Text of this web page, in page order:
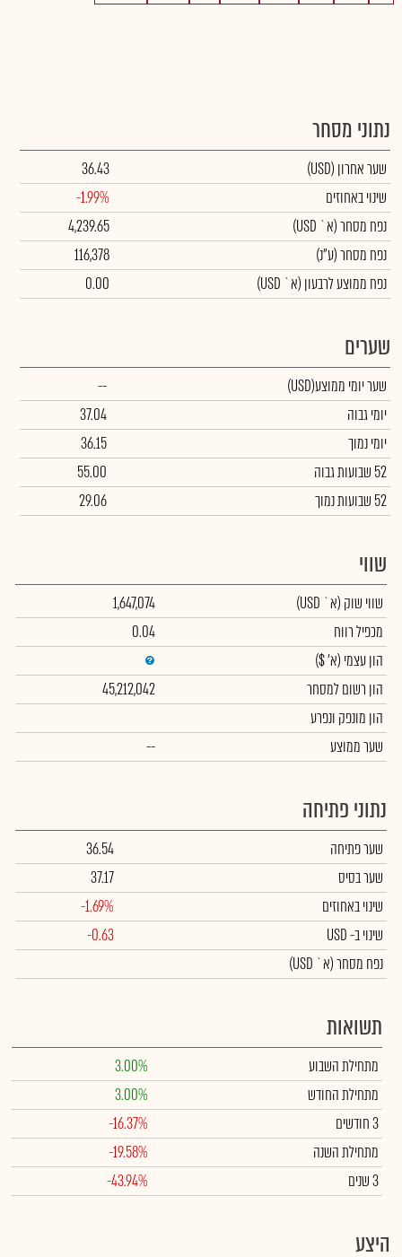
נתוני מסחר
שער אחרון (USD)
36.43
שינוי באחוזים
-1.99%
נפח מסחר(א` USD)
4,239.65
נפח מסחר(ע"נ)
116,378
נפח ממוצע לרבעון (א` USD)
0.00
שערים
שער יומי ממוצע(USD)
--
יומי גבוה
37.04
יומי נמוך
36.15
52 שבועות גבוה
55.00
52 שבועות נמוך
29.06
שווי
שווי שוק (א` USD)
1,647,074
מכפיל רווח
0.04
הון עצמי (א' $)
הון רשום למסחר
45,212,042
הון מונפק ונפרע
שער ממוצע
--
נתוני פתיחה
שער פתיחה
36.54
שער בסיס
37.17
שינוי באחוזים
-1.69%
שינויב- USD
-0.63
נפח מסחר(א` USD)
תשואות
מתחילת השבוע
3.00%
מתחילת החודש
3.00%
3 חודשים
-16.37%
מתחילת השנה
-19.58%
3 שנים
-43.94%
היצע